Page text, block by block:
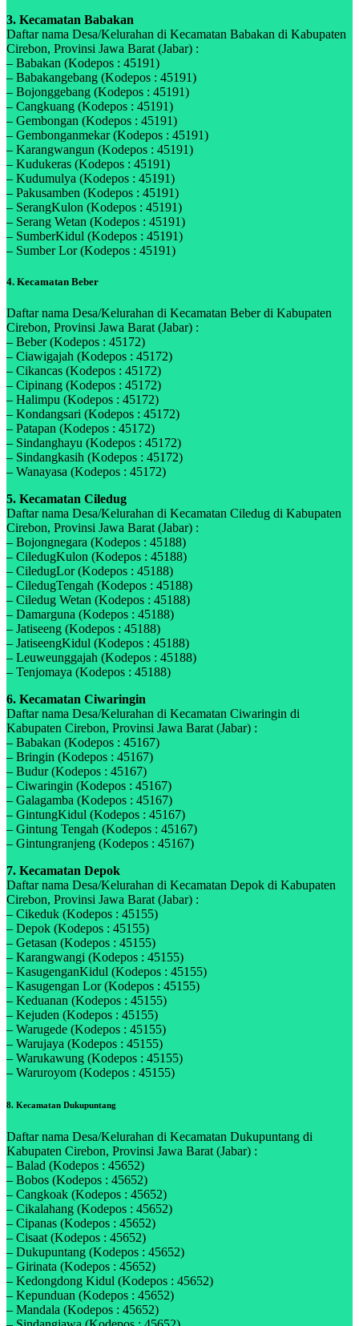
3. Kecamatan Babakan
Daftar nama Desa/Kelurahan di Kecamatan Babakan di Kabupaten
Cirebon, Provinsi Jawa Barat (Jabar) :
– Babakan (Kodepos : 45191)
– Babakangebang (Kodepos : 45191)
– Bojonggebang (Kodepos : 45191)
– Cangkuang (Kodepos : 45191)
– Gembongan (Kodepos : 45191)
– Gembonganmekar (Kodepos : 45191)
– Karangwangun (Kodepos : 45191)
– Kudukeras (Kodepos : 45191)
– Kudumulya (Kodepos : 45191)
– Pakusamben (Kodepos : 45191)
– SerangKulon (Kodepos : 45191)
– Serang Wetan (Kodepos : 45191)
– SumberKidul (Kodepos : 45191)
– Sumber Lor (Kodepos : 45191)
4. Kecamatan Beber
Daftar nama Desa/Kelurahan di Kecamatan Beber di Kabupaten
Cirebon, Provinsi Jawa Barat (Jabar) :
– Beber (Kodepos : 45172)
– Ciawigajah (Kodepos : 45172)
– Cikancas (Kodepos : 45172)
– Cipinang (Kodepos : 45172)
– Halimpu (Kodepos : 45172)
– Kondangsari (Kodepos : 45172)
– Patapan (Kodepos : 45172)
– Sindanghayu (Kodepos : 45172)
– Sindangkasih (Kodepos : 45172)
– Wanayasa (Kodepos : 45172)
5. Kecamatan Ciledug
Daftar nama Desa/Kelurahan di Kecamatan Ciledug di Kabupaten
Cirebon, Provinsi Jawa Barat (Jabar) :
– Bojongnegara (Kodepos : 45188)
– CiledugKulon (Kodepos : 45188)
– CiledugLor (Kodepos : 45188)
– CiledugTengah (Kodepos : 45188)
– Ciledug Wetan (Kodepos : 45188)
– Damarguna (Kodepos : 45188)
– Jatiseeng (Kodepos : 45188)
– JatiseengKidul (Kodepos : 45188)
– Leuweunggajah (Kodepos : 45188)
– Tenjomaya (Kodepos : 45188)
6. Kecamatan Ciwaringin
Daftar nama Desa/Kelurahan di Kecamatan Ciwaringin di
Kabupaten Cirebon, Provinsi Jawa Barat (Jabar) :
– Babakan (Kodepos : 45167)
– Bringin (Kodepos : 45167)
– Budur (Kodepos : 45167)
– Ciwaringin (Kodepos : 45167)
– Galagamba (Kodepos : 45167)
– GintungKidul (Kodepos : 45167)
– Gintung Tengah (Kodepos : 45167)
– Gintungranjeng (Kodepos : 45167)
7. Kecamatan Depok
Daftar nama Desa/Kelurahan di Kecamatan Depok di Kabupaten
Cirebon, Provinsi Jawa Barat (Jabar) :
– Cikeduk (Kodepos : 45155)
– Depok (Kodepos : 45155)
– Getasan (Kodepos : 45155)
– Karangwangi (Kodepos : 45155)
– KasugenganKidul (Kodepos : 45155)
– Kasugengan Lor (Kodepos : 45155)
– Keduanan (Kodepos : 45155)
– Kejuden (Kodepos : 45155)
– Warugede (Kodepos : 45155)
– Warujaya (Kodepos : 45155)
– Warukawung (Kodepos : 45155)
– Waruroyom (Kodepos : 45155)
8. Kecamatan Dukupuntang
Daftar nama Desa/Kelurahan di Kecamatan Dukupuntang di
Kabupaten Cirebon, Provinsi Jawa Barat (Jabar) :
– Balad (Kodepos : 45652)
– Bobos (Kodepos : 45652)
– Cangkoak (Kodepos : 45652)
– Cikalahang (Kodepos : 45652)
– Cipanas (Kodepos : 45652)
– Cisaat (Kodepos : 45652)
– Dukupuntang (Kodepos : 45652)
– Girinata (Kodepos : 45652)
– Kedongdong Kidul (Kodepos : 45652)
– Kepunduan (Kodepos : 45652)
– Mandala (Kodepos : 45652)